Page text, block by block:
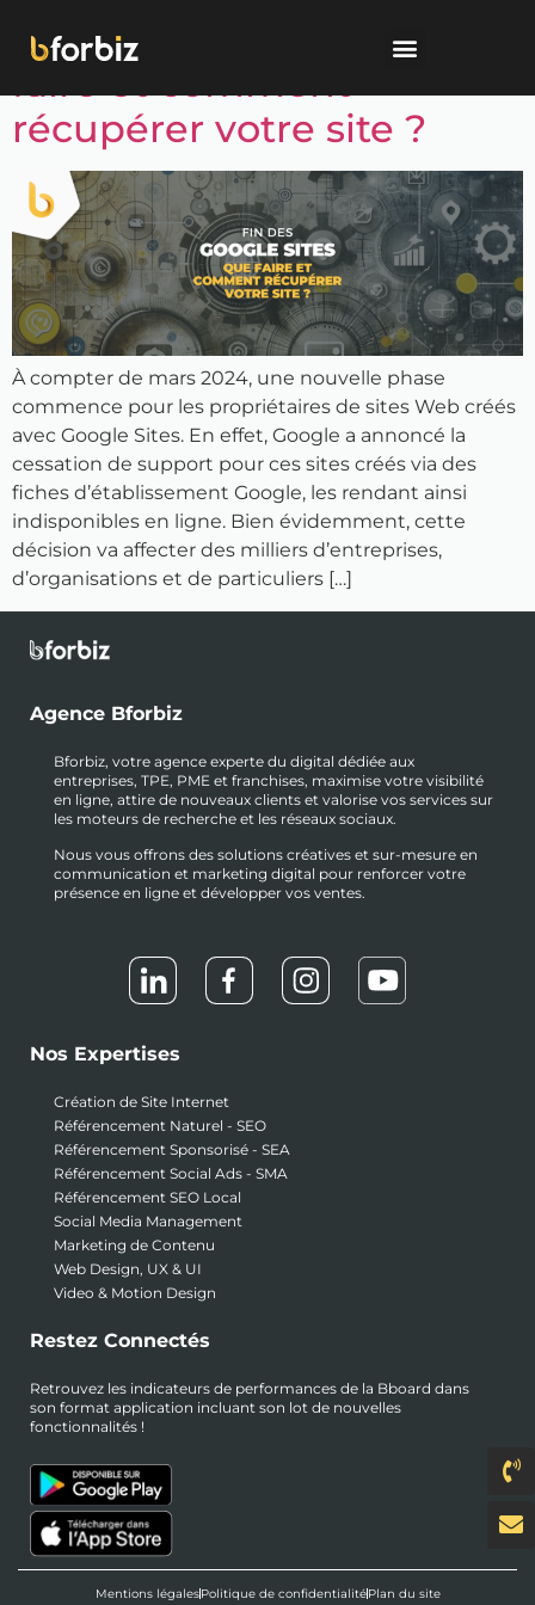
Fin des Google Sites : Que
faire et comment
récupérer votre site ?
À compter de mars 2024, une nouvelle phase
commence pour les propriétaires de sites Web créés
avec Google Sites. En effet, Google a annoncé la
cessation de support pour ces sites créés via des
fiches d’établissement Google, les rendant ainsi
indisponibles en ligne. Bien évidemment, cette
décision va affecter des milliers d’entreprises,
d’organisations et de particuliers […]
Agence Bforbiz
Bforbiz, votre agence experte du digital dédiée aux
entreprises, TPE, PME et franchises, maximise votre visibilité
en ligne, attire de nouveaux clients et valorise vos services sur
les moteurs de recherche et les réseaux sociaux.
Nous vous offrons des solutions créatives et sur-mesure en
communication et marketing digital pour renforcer votre
présence en ligne et développer vos ventes.
Nos Expertises
Création de Site Internet
Référencement Naturel - SEO
Référencement Sponsorisé - SEA
Référencement Social Ads - SMA
Référencement SEO Local
Social Media Management
Marketing de Contenu
Web Design, UX & UI
Video & Motion Design
Restez Connectés
Retrouvez les indicateurs de performances de la Bboard dans
son format application incluant son lot de nouvelles
fonctionnalités !
Mentions légalesPolitique de confidentialitéPlan du site